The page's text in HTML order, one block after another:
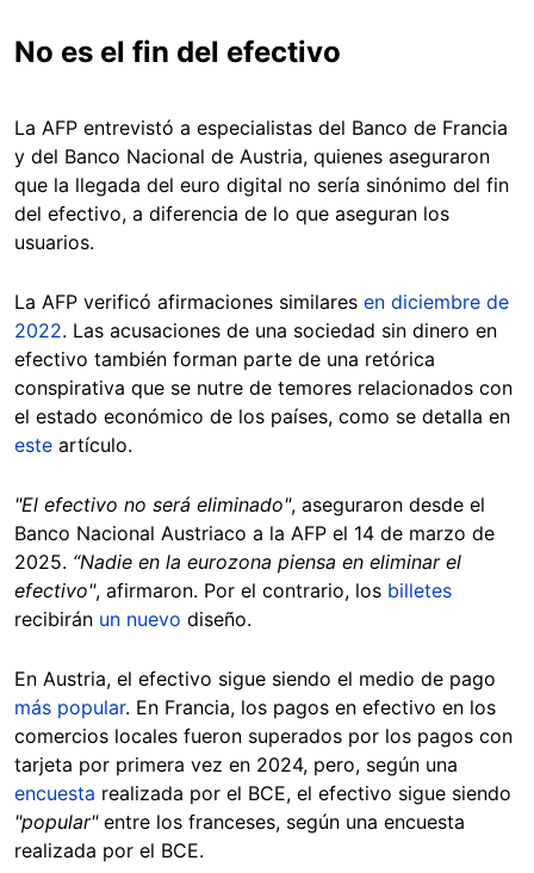
No es el fin del efectivo
La AFP entrevistó a especialistas del Banco de Francia
y del Banco Nacional de Austria, quienes aseguraron
que la llegada del euro digital no sería sinónimo del fin
del efectivo, a diferencia de lo que aseguran los
usuarios.
La AFP verificó afirmaciones similares en diciembre de
2022. Las acusaciones de una sociedad sin dinero en
efectivo también forman parte de una retórica
conspirativa que se nutre de temores relacionados con
el estado económico de los países, como se detalla en
este artículo.
"El efectivo no será eliminado", aseguraron desde el
Banco Nacional Austriaco a la AFP el 14 de marzo de
2025. “Nadie en la eurozona piensa en eliminar el
efectivo", afirmaron. Por el contrario, los billetes
recibirán un nuevo diseño.
En Austria, el efectivo sigue siendo el medio de pago
más popular. En Francia, los pagos en efectivo en los
comercios locales fueron superados por los pagos con
tarjeta por primera vez en 2024, pero, según una
encuesta realizada por el BCE, el efectivo sigue siendo
"popular"entre los franceses, según una encuesta
realizada por el BCE.